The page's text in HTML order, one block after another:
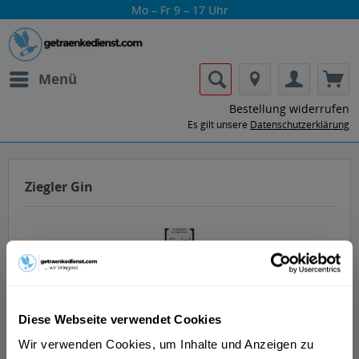
Diese Webseite verwendet Cookies
Wir verwenden Cookies, um Inhalte und Anzeigen zu
Mo – Fr 9 – 17 Uhr
Menü
Bestellung widerrufen
Es gilt unsere Datenschutzerklärung
Ziegler Gin
Lass dir die Getränke von Ziegler Gin nach